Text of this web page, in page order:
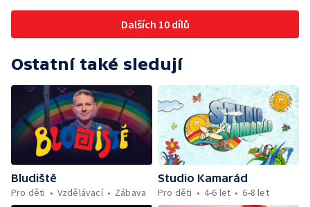
Dalších 10 dílů
Ostatní také sledují
Bludiště
Pro děti
Vzdělávací Zábava
Studio Kamarád
Pro děti
4-6 let 6-8 let